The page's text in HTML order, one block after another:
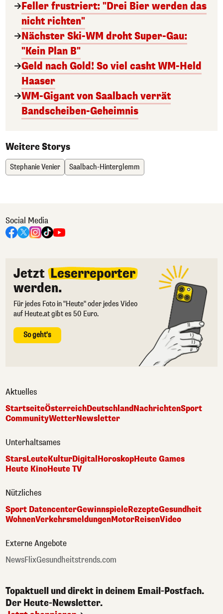
Feller frustriert: "Drei Bier werden das
nicht richten"
Nächster Ski-WM droht Super-Gau:
"Kein Plan B"
Geld nach Gold! So viel casht WM-Held
Haaser
WM-Gigant von Saalbach verrät
Bandscheiben-Geheimnis
Weitere Storys
Stephanie Venier Saalbach-Hinterglemm
Social Media
Jetzt Leserreporter
werden.
Für jedes Foto in "Heute" oder jedes Video
auf Heute.at gibt es 50 Euro.
So geht's
Aktuelles
StartseiteÖsterreichDeutschlandNachrichtenSport
CommunityWetterNewsletter
Unterhaltsames
StarsLeuteKulturDigitalHoroskopHeute Games
Heute KinoHeute TV
Nützliches
Sport DatencenterGewinnspieleRezepteGesundheit
WohnenVerkehrsmeldungenMotorReisenVideo
Externe Angebote
NewsFlixGesundheitstrends.com
Topaktuell und direkt in deinem Email-Postfach.
Der Heute-Newsletter.